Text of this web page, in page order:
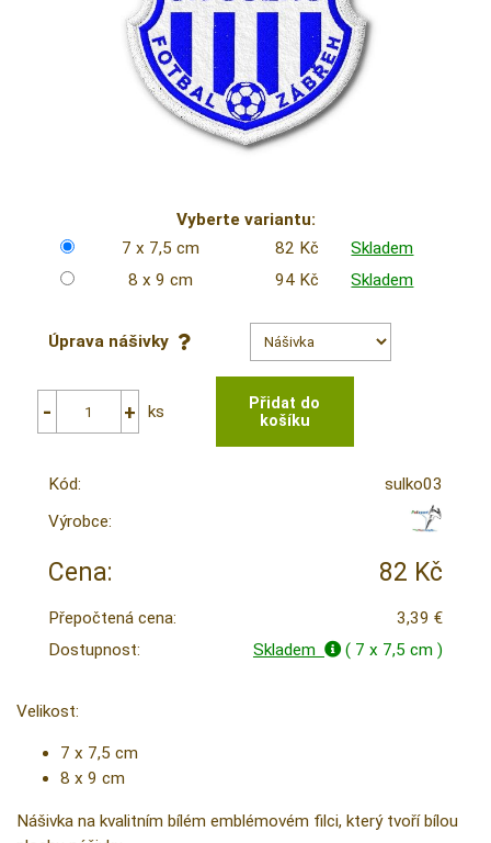
Vyberte variantu:
7 x 7,5 cm
82 Kč
Skladem
8 x 9 cm
94 Kč Skladem
Úprava nášivky
ks
Kód:
sulko03
Výrobce:
Cena: 82 Kč
Přepočtená cena:
3,39 €
Dostupnost:
Skladem ( 7 x 7,5 cm )
Velikost:
7 x 7,5 cm
8 x 9 cm
Nášivka na kvalitním bílém emblémovém filci, který tvoří bílou